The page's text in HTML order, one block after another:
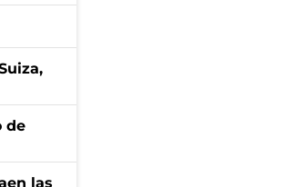
de
las